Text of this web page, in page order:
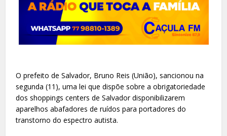
O prefeito de Salvador, Bruno Reis (União), sancionou na
segunda (11), uma lei que dispõe sobre a obrigatoriedade
dos shoppings centers de Salvador disponibilizarem
aparelhos abafadores de ruídos para portadores do
transtorno do espectro autista.